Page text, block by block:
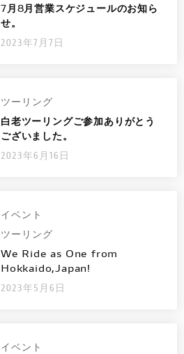
7月8月営業スケジュールのお知ら
せ。
2023年7月7日
ツーリング
白老ツーリングご参加ありがとう
ございました。
2023年6月16日
イベント
ツーリング
We Ride as One from
Hokkaido,Japan!
2023年5月6日
イベント